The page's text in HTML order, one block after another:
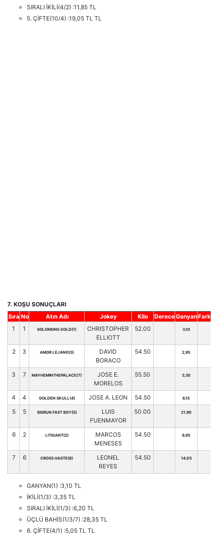
SIRALI İKİLİ(4/2) :11,85 TL
5. ÇİFTE(10/4) :19,05 TL TL
7. KOŞU SONUÇLARI
Sıra No Atın Adı Jokey Kilo DereceGanyanFark
1
1 SOLOMONS GOLD(1)
CHRISTOPHER
ELLIOTT
52.00 3,10
2 3 AMOR LEJANO(3)
DAVID
BORACO
54.50 2,95
3 7 MAYHEMINTHEPALACE(7)
JOSE E.
MORELOS
55.50 3,30
4 4 GOLDEN SKULL(4) JOSE A. LEON 54.50 6,15
5 5 SIGRUN FAST BOY(5)
LUIS
FUENMAYOR
50.00 21,90
6 2 LITIGANT(2)
MARCOS
MENESES
54.50 9,85
7 6 CROSS HASTE(6)
LEONEL
REYES
54.50 14,05
GANYAN(1) :3,10 TL
İKİLİ(1/3) :3,35 TL
SIRALI İKİLİ(1/3) :6,20 TL
ÜÇLÜ BAHİS(1/3/7) :28,35 TL
6. ÇİFTE(4/1) :5,05 TL TL